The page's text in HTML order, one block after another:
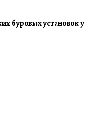
буровых установок